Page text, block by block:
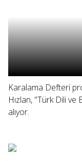
Karalama Defteri
Hızlan, "Türk Dili
alıyor.